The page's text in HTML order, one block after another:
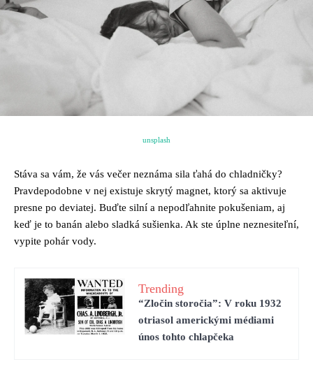
unsplash
Stáva sa vám, že vás večer neznáma sila ťahá do chladničky?
Pravdepodobne v nej existuje skrytý magnet, ktorý sa aktivuje
presne po deviatej. Buďte silní a nepodľahnite pokušeniam, aj
keď je to banán alebo sladká sušienka. Ak ste úplne neznesiteľní,
vypite pohár vody.
Trending
“Zločin storočia”: V roku 1932
otriasol americkými médiami
únos tohto chlapčeka